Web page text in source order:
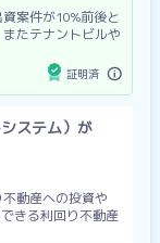
案件が10%前後と
たテナントビルや
証明済
ステム）が
不動産への投資や
きる利回り不動産